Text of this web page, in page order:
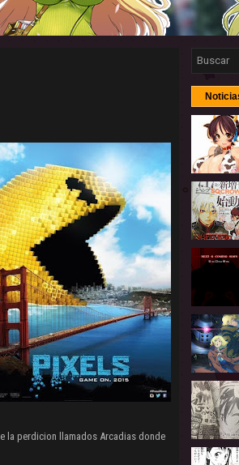
la perdicion llamados Arcadias donde